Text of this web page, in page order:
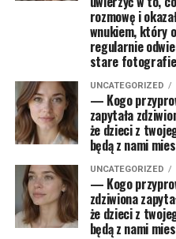
rozmowę i
wnukiem, który
regularnie
stare fotografie
UNCATEGORIZED
— Kogo
zapytała
że dzieci z
będą z nami
UNCATEGORIZED
— Kogo
zdziwiona
że dzieci z
będą z nami